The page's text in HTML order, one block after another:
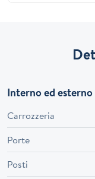
Interno ed esterno
Carrozzeria
Porte
Posti